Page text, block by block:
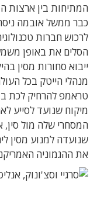
המתיחות בין ארצות
כבר ממשל אובמה
לרכוש חברות
הסלים את באופן
ייבוא סחורות מסין
מנהלי הייטק בכל
טראמפ להרחיק לכת
מיקוח שנועד לסייע
המסחרי שלה מול
שנועדה למנוע מסין
את ההגמוניה